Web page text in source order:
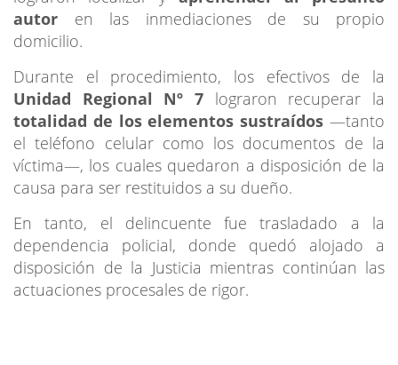
autor en las inmediaciones de su propio
domicilio.
Durante el procedimiento, los efectivos de la
Unidad Regional Nº 7 lograron recuperar la
totalidad de los elementos sustraídos —tanto
el teléfono celular como los documentos de la
víctima—, los cuales quedaron a disposición de la
causa para ser restituidos a su dueño.
En tanto, el delincuente fue trasladado a la
dependencia policial, donde quedó alojado a
disposición de la Justicia mientras continúan las
actuaciones procesales de rigor.